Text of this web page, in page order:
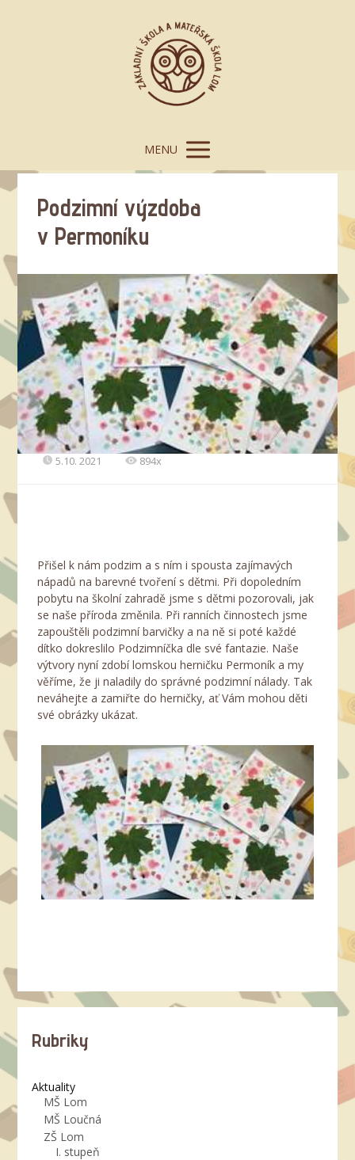
MENU
Podzimní výzdoba
v Permoníku
5.10. 2021 894x
Přišel k nám podzim a s ním i spousta zajímavých
nápadů na barevné tvoření s dětmi. Při dopoledním
pobytu na školní zahradě jsme s dětmi pozorovali, jak
se naše příroda změnila. Při ranních činnostech jsme
zapouštěli podzimní barvičky a na ně si poté každé
dítko dokreslilo Podzimníčka dle své fantazie. Naše
výtvory nyní zdobí lomskou herničku Permoník a my
věříme, že ji naladily do správné podzimní nálady. Tak
neváhejte a zamiřte do herničky, ať Vám mohou děti
své obrázky ukázat.
Rubriky
Aktuality
MŠ Lom
MŠ Loučná
ZŠ Lom
I. stupeň